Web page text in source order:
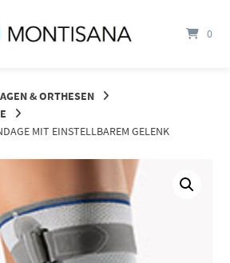
0
& ORTHESEN
MIT EINSTELLBAREM GELENK